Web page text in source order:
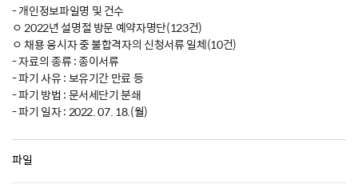
- 개인정보파일명 및 건수
ㅇ 2022년 설명절 방문 예약자명단(123건)
ㅇ 채용 응시자 중 불합격자의 신청서류 일체(10건)
- 자료의 종류 : 종이서류
- 파기 사유 : 보유기간 만료 등
- 파기 방법 : 문서세단기 분쇄
- 파기 일자 : 2022. 07. 18.(월)
파일